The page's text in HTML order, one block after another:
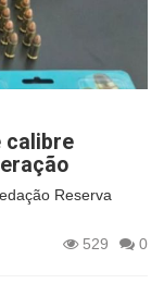
calibre
Reserva
529
0